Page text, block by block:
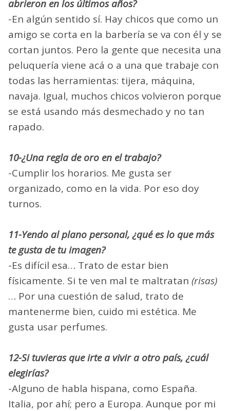
abrieron en los últimos años?
-En algún sentido sí. Hay chicos que como un
amigo se corta en la barbería se va con él y se
cortan juntos. Pero la gente que necesita una
peluquería viene acá o a una que trabaje con
todas las herramientas: tijera, máquina,
navaja. Igual, muchos chicos volvieron porque
se está usando más desmechado y no tan
rapado.
10-¿Una regla de oro en el trabajo?
-Cumplir los horarios. Me gusta ser
organizado, como en la vida. Por eso doy
turnos.
11-Yendo al plano personal, ¿qué es lo que más
te gusta de tu imagen?
-Es difícil esa… Trato de estar bien
físicamente. Si te ven mal te maltratan (risas)
… Por una cuestión de salud, trato de
mantenerme bien, cuido mi estética. Me
gusta usar perfumes.
12-Si tuvieras que irte a vivir a otro país, ¿cuál
elegirías?
-Alguno de habla hispana, como España.
Italia, por ahí; pero a Europa. Aunque por mi